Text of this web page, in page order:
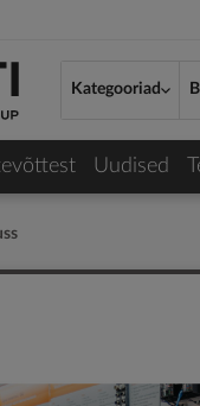
Kategooriad
Uudised